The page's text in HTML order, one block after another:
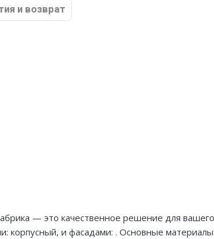
и возврат
— это качественное решение для вашего
корпусный, и фасадами: . Основные